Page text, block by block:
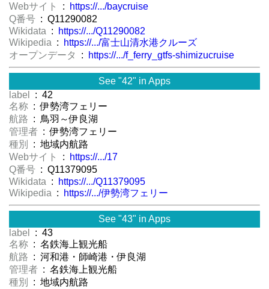
Webサイト
:
https://.../baycruise
Q番号 : Q11290082
Wikidata :
https://.../Q11290082
Wikipedia :
https://.../富士山清水港クルーズ
オープンデータ
: https://.../f_ferry_gtfs-shimizucruise
See "42" in Apps
label
: 42
名称 : 伊勢湾フェリー
航路 : 鳥羽～伊良湖
管理者 : 伊勢湾フェリー
種別
: 地域内航路
Webサイト
:
https://.../17
Q番号 : Q11379095
Wikidata :
https://.../Q11379095
Wikipedia : https://.../伊勢湾フェリー
See "43" in Apps
label
: 43
名称 : 名鉄海上観光船
航路 : 河和港・師崎港・伊良湖
管理者 : 名鉄海上観光船
種別
: 地域内航路